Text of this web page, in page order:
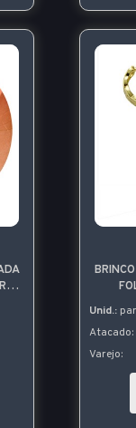
Unid.: par
Atacado:
Varejo: